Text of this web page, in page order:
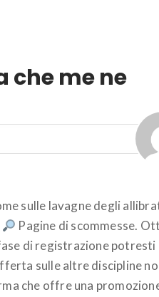
che me ne
sulle lavagne degli
Pagine di scommesse.
di registrazione potresti
sulle altre discipline
che offre una